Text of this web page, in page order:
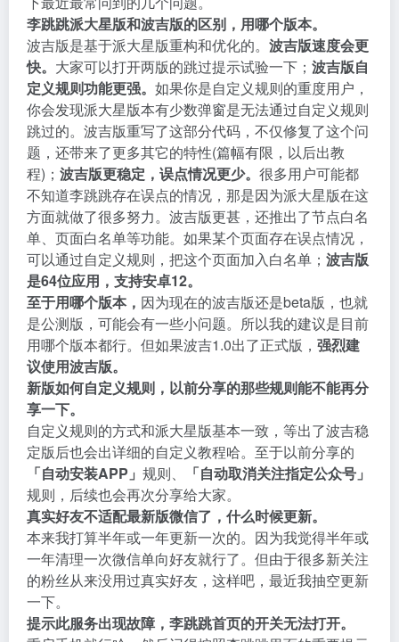
李跳跳派大星版和波吉版的区别，用哪个版本。
波吉版是基于派大星版重构和优化的。 波吉版速度会更
快。 大家可以打开两版的跳过提示试验一下； 波吉版自
定义规则功能更强。 如果你是自定义规则的重度用户，
你会发现派大星版本有少数弹窗是无法通过自定义规则
跳过的。波吉版重写了这部分代码，不仅修复了这个问
题，还带来了更多其它的特性(篇幅有限，以后出教
程)； 波吉版更稳定，误点情况更少。 很多用户可能都
不知道李跳跳存在误点的情况，那是因为派大星版在这
方面就做了很多努力。波吉版更甚，还推出了节点白名
单、页面白名单等功能。如果某个页面存在误点情况，
可以通过自定义规则，把这个页面加入白名单； 波吉版
是64位应用，支持安卓12。
至于用哪个版本， 因为现在的波吉版还是beta版，也就
是公测版，可能会有一些小问题。所以我的建议是目前
用哪个版本都行。但如果波吉1.0出了正式版， 强烈建
议使用波吉版。
新版如何自定义规则，以前分享的那些规则能不能再分
享一下。
自定义规则的方式和派大星版基本一致，等出了波吉稳
定版后也会出详细的自定义教程哈。至于以前分享的
「自动安装APP」 规则、
「自动取消关注指定公众号」
规则，后续也会再次分享给大家。
真实好友不适配最新版微信了，什么时候更新。
本来我打算半年或一年更新一次的。因为我觉得半年或
一年清理一次微信单向好友就行了。但由于很多新关注
的粉丝从来没用过真实好友，这样吧，最近我抽空更新
一下。
提示此服务出现故障，李跳跳首页的开关无法打开。